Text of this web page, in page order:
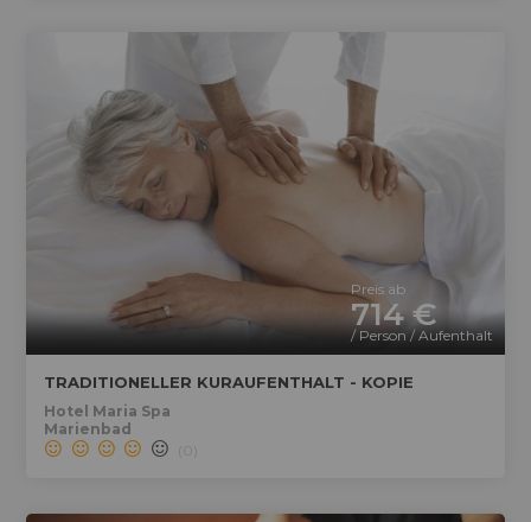
Preis ab
714 €
/ Person / Aufenthalt
TRADITIONELLER KURAUFENTHALT - KOPIE
Hotel Maria Spa
Marienbad